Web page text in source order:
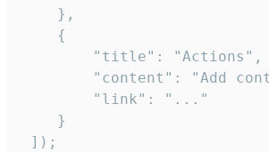
    },
    {
        "title": "Actions",
"content": "Add
        "link": "..."
    }
]);